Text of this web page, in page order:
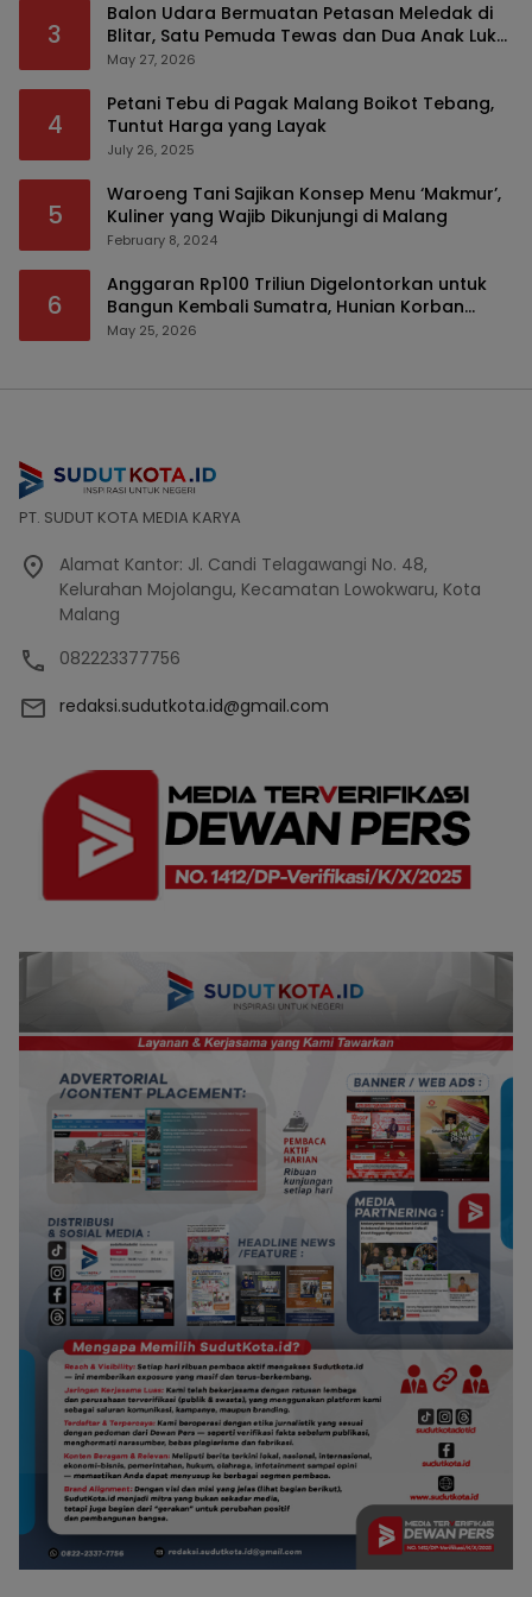
3
Balon Udara Bermuatan Petasan Meledak di
Blitar, Satu Pemuda Tewas dan Dua Anak Luka
Serius
May 27, 2026
4
Petani Tebu di Pagak Malang Boikot Tebang,
Tuntut Harga yang Layak
July 26, 2025
5
Waroeng Tani Sajikan Konsep Menu ‘Makmur’,
Kuliner yang Wajib Dikunjungi di Malang
February 8, 2024
6
Anggaran Rp100 Triliun Digelontorkan untuk
Bangun Kembali Sumatra, Hunian Korban
Bencana Bakal Difokuskan
May 25, 2026
PT. SUDUT KOTA MEDIA KARYA
Alamat Kantor: Jl. Candi Telagawangi No. 48,
Kelurahan Mojolangu, Kecamatan Lowokwaru, Kota
Malang
082223377756
redaksi.sudutkota.id@gmail.com